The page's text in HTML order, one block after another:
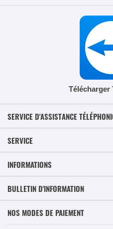
Télécharger
SERVICE D'ASSISTANCE
SERVICE
INFORMATIONS
BULLETIN D'INFORMATION
NOS MODES DE PAIEMENT